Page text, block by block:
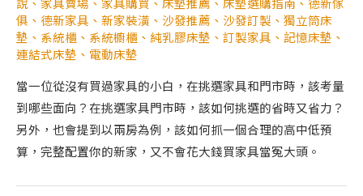
俱 、 德新家具 、 新家裝潢 、 沙發推薦 、 沙發訂製 、 獨立筒床
墊 、 系統櫃 、 系統櫥櫃 、 純乳膠床墊 、 訂製家具 、 記憶床墊 、
連結式床墊 、 電動床墊
當一位從沒有買過家具的小白，在挑選家具和門市時，該考量
到哪些面向？在挑選家具門市時，該如何挑選的省時又省力？
另外，也會提到以兩房為例，該如何抓一個合理的高中低預
算，完整配置你的新家，又不會花大錢買家具當冤大頭。